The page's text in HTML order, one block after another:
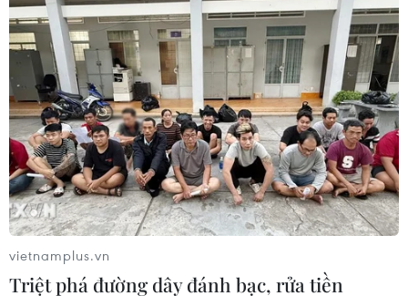
Theo dõi VietnamPlus
TIN LIÊN QUAN
vietnamplus.vn
Triệt phá đường dây đánh bạc, rửa tiền